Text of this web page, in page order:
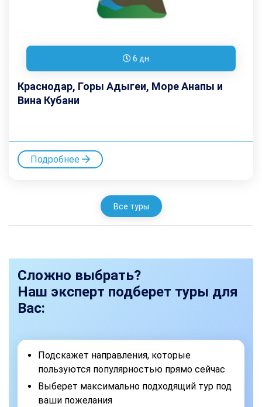
6 дн.
Краснодар, Горы Адыгеи, Море Анапы и
Вина Кубани
Подробнее
Все туры
Сложно выбрать?
Наш эксперт подберет туры для
Вас:
Подскажет направления, которые
пользуются популярностью прямо сейчас
Выберет максимально подходящий тур под
ваши пожелания